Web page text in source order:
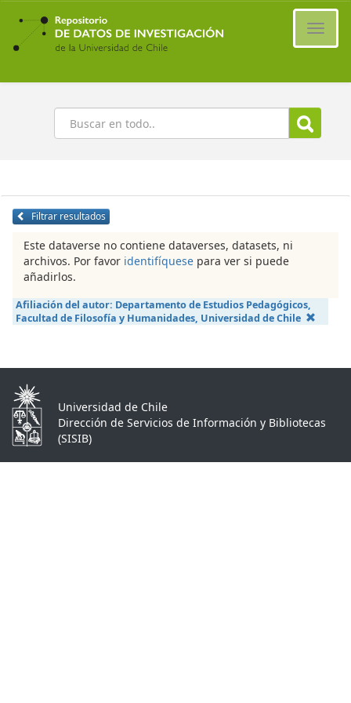
Ir
contenido
principal
Buscar
Filtrar resultados
Este dataverse no contiene dataverses, datasets, ni
archivos. Por favor identifíquese para ver si puede
añadirlos.
Afiliación del autor: Departamento de Estudios Pedagógicos,
Facultad de Filosofía y Humanidades, Universidad de Chile
Universidad de Chile
Dirección de Servicios de Información y Bibliotecas
(SISIB)